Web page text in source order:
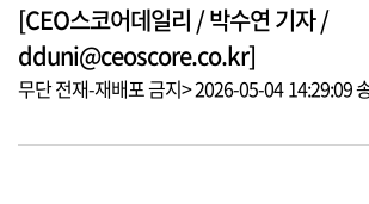
[CEO스코어데일리 / 박수연 기자 /
dduni@ceoscore.co.kr]
무단 전재-재배포 금지> 2026-05-04 14:29:09